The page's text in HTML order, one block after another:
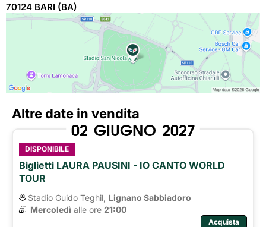
70124 BARI (BA)
Altre date in vendita
02 GIUGNO 2027
DISPONIBILE
Biglietti LAURA PAUSINI - IO CANTO WORLD
TOUR
Stadio Guido Teghil, Lignano Sabbiadoro
Mercoledì alle ore 21:00
Acquista